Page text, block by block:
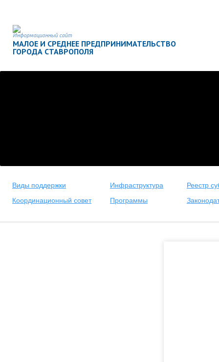
Информационный сайт
МАЛОЕ И СРЕДНЕЕ ПРЕДПРИНИМАТЕЛЬСТВО
ГОРОДА СТАВРОПОЛЯ
Виды поддержки Инфраструктура
Реестр
Координационный совет
Программы